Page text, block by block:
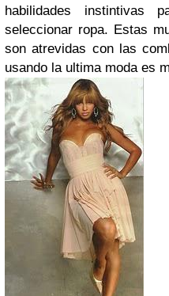
habilidades instintivas
seleccionar ropa. Estas
son atrevidas con las
usando la ultima moda es